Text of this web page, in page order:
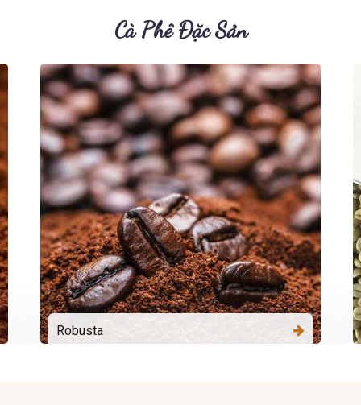
Cà Phê Đặc Sản
Robusta